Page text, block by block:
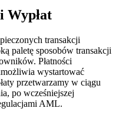
Wypłat
transakcji
paletę sposobów transakcji
Płatności
wystartować
przetwarzamy w ciągu
po wcześniejszej
AML.